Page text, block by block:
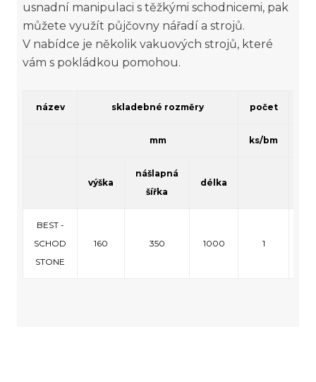
usnadní manipulaci s těžkými schodnicemi, pak
můžete využít půjčovny nářadí a strojů.
V nabídce je několik vakuových strojů, které
vám s pokládkou pomohou.
název skladebné rozměry počet
mm ks/bm
výška
nášlapná
šířka
délka
BEST -
SCHOD
STONE
160 350 1000 1